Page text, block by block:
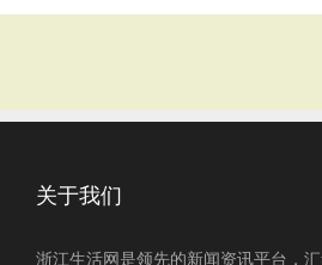
关于我们
浙江生活网是领先的新闻资讯平台，